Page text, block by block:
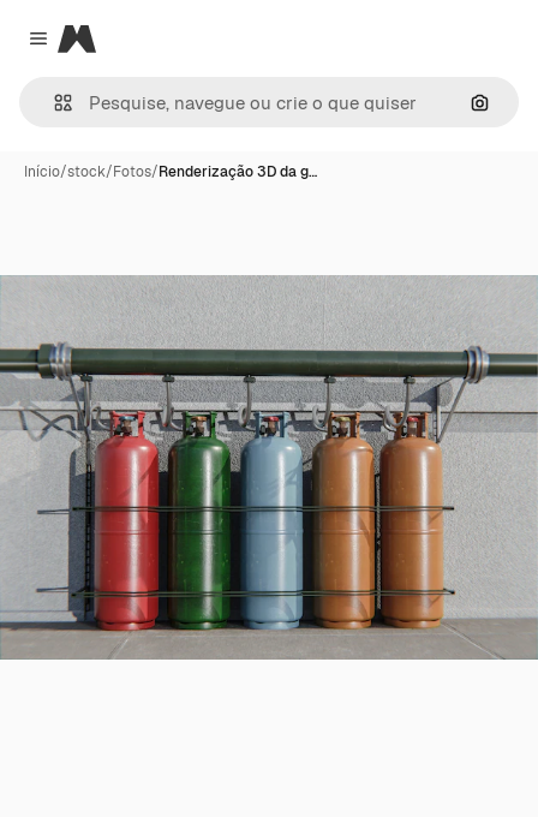
Close menu
Magnific
Início/stock/Fotos/Renderização 3D da g…